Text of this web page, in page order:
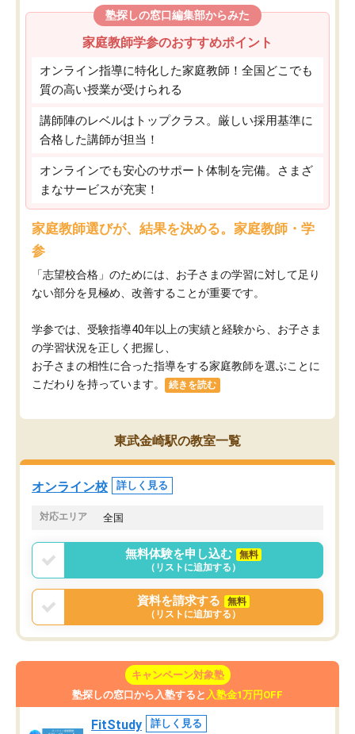
塾探しの窓口編集部からみた
家庭教師学参のおすすめポイント
オンライン指導に特化した家庭教師！全国どこでも
質の高い授業が受けられる
講師陣のレベルはトップクラス。厳しい採用基準に
合格した講師が担当！
オンラインでも安心のサポート体制を完備。さまざ
まなサービスが充実！
家庭教師選びが、結果を決める。家庭教師・学
参
「志望校合格」のためには、お子さまの学習に対して足り
ない部分を見極め、改善することが重要です。
学参では、受験指導40年以上の実績と経験から、お子さま
の学習状況を正しく把握し、
お子さまの相性に合った指導をする家庭教師を選ぶことに
こだわりを持っています。
続きを読む
東武金崎駅の教室一覧
オンライン校 詳しく見る
対応エリア 全国
無料体験を申し込む
無料
（リストに追加する）
資料を請求する
無料
（リストに追加する）
キャンペーン対象塾
塾探しの窓口から入塾すると 入塾金1万円OFF
FitStudy 詳しく見る